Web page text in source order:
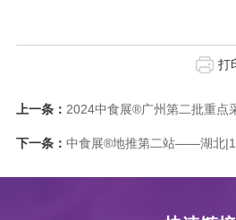
打
上一条： 2024中食展®广州第二批重点采购商名单公
下一条： 中食展®地推第二站——湖北